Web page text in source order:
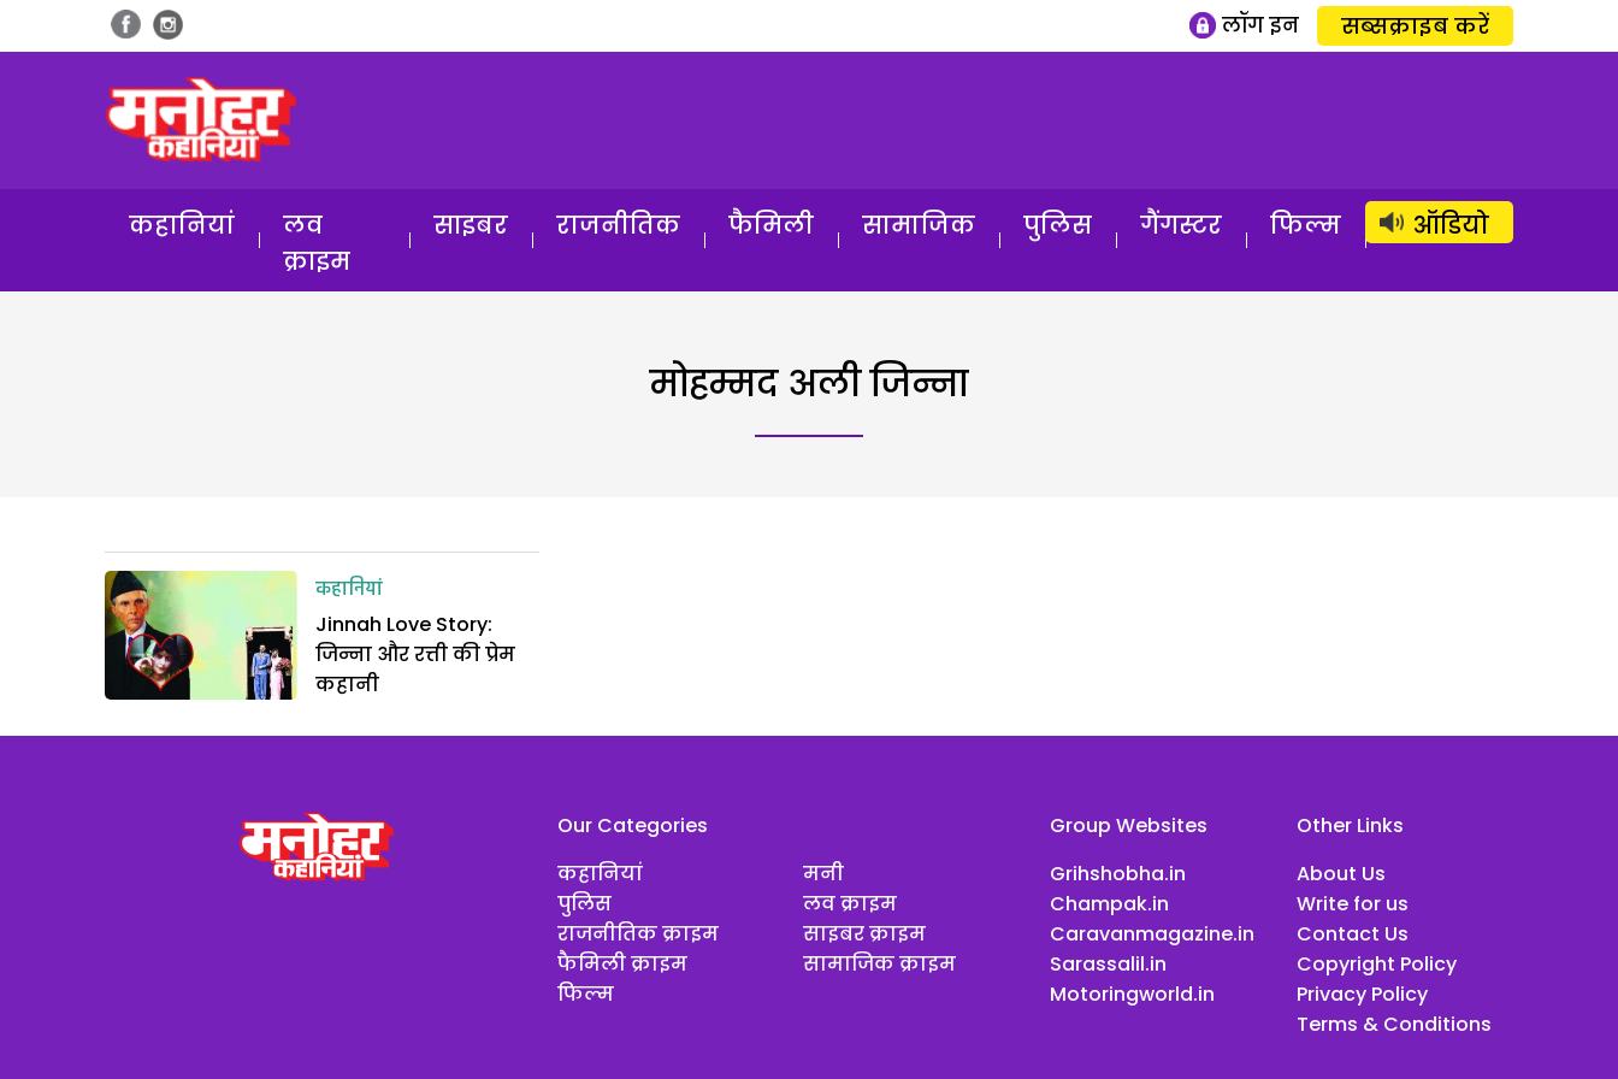
लॉग इन सब्सक्राइब करें
कहानियां
लव
क्राइम
साइबर राजनीतिक फैमिली सामाजिक पुलिस गैंगस्टर फिल्म ऑडियो
मोहम्मद अली जिन्ना
कहानियां
Jinnah Love Story:
जिन्ना और रत्ती की प्रेम
कहानी
Our Categories
कहानियां
पुलिस
राजनीतिक क्राइम
फैमिली क्राइम
फिल्म
मनी
लव क्राइम
साइबर क्राइम
सामाजिक क्राइम
Group Websites
Grihshobha.in
Champak.in
Caravanmagazine.in
Sarassalil.in
Motoringworld.in
Other Links
About Us
Write for us
Contact Us
Copyright Policy
Privacy Policy
Terms & Conditions